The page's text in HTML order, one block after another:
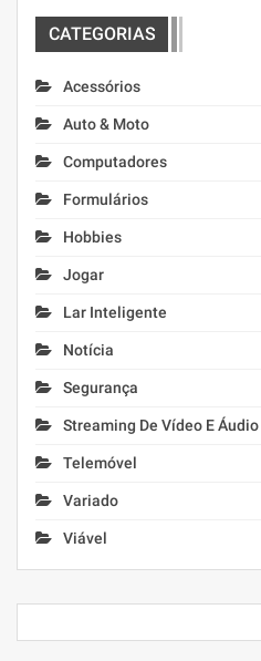
CATEGORIAS
Acessórios
Auto & Moto
Computadores
Formulários
Hobbies
Jogar
Lar Inteligente
Notícia
Segurança
Streaming De Vídeo E Áudio
Telemóvel
Variado
Viável